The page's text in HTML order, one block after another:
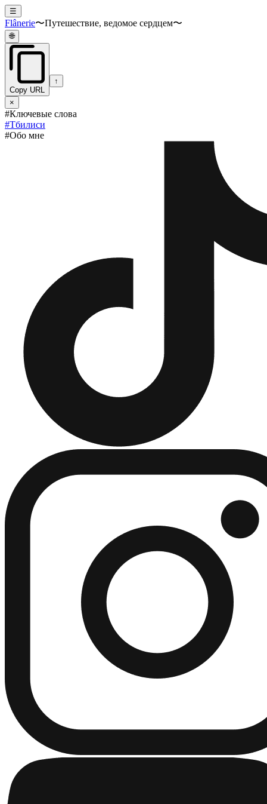
☰
Flânerie〜Путешествие, ведомое сердцем〜
🌐
Copy URL
↑
×
#Ключевые слова
#Тбилиси
#Обо мне